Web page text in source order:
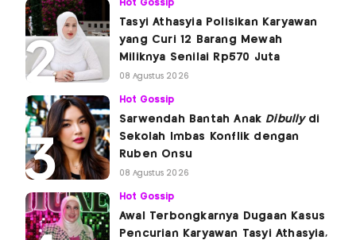
Hot Gossip
Tasyi Athasyia Polisikan Karyawan
yang Curi 12 Barang Mewah
Miliknya Senilai Rp570 Juta
08 Agustus 2026
Hot Gossip
Sarwendah Bantah Anak Dibullydi
Sekolah Imbas Konflik dengan
Ruben Onsu
08 Agustus 2026
Hot Gossip
Awal Terbongkarnya Dugaan Kasus
Pencurian Karyawan Tasyi Athasyia,